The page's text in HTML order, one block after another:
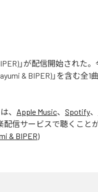
」が配信開始された
& BIPER)」を含む全1
は、 Apple Music、 Spotify、
配信サービスで聴くこと
& BIPER)